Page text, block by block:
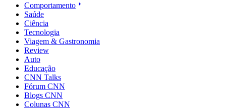
Comportamento
Saúde
Ciência
Tecnologia
Viagem & Gastronomia
Review
Auto
Educação
CNN Talks
Fórum CNN
Blogs CNN
Colunas CNN